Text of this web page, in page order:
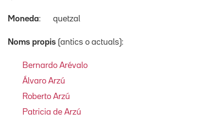
Moneda: quetzal
Noms propis (antics o actuals):
Bernardo Arévalo
Álvaro Arzú
Roberto Arzú
Patricia de Arzú